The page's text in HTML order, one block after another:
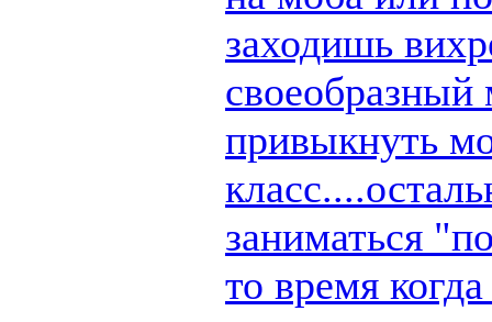
заходишь
своеобразный
привыкнуть
заниматься
то время